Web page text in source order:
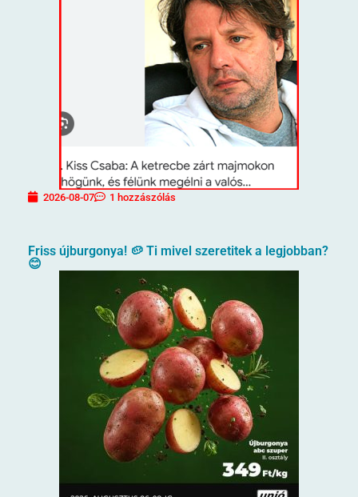
2026-08-07 1 hozzászólás
Friss újburgonya! 🥔 Ti mivel szeretitek a legjobban?
😊